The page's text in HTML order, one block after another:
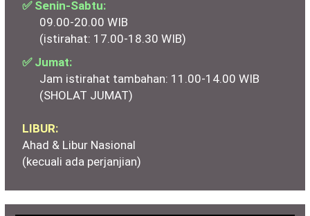
✅ Senin-Sabtu:
09.00-20.00 WIB
(istirahat: 17.00-18.30 WIB)
✅ Jumat:
Jam istirahat tambahan: 11.00-14.00 WIB
(SHOLAT JUMAT)
LIBUR:
Ahad & Libur Nasional
(kecuali ada perjanjian)